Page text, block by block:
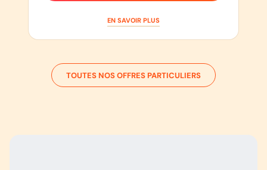
EN SAVOIR PLUS
TOUTES NOS OFFRES PARTICULIERS